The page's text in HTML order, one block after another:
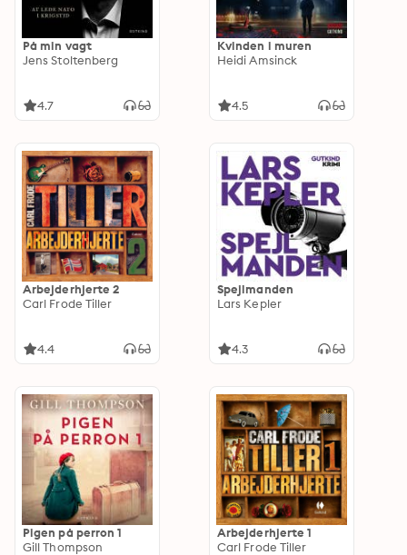
På min vagt
Jens Stoltenberg
4.7
Kvinden i muren
Heidi Amsinck
4.5
Arbejderhjerte 2
Carl Frode Tiller
4.4
Spejlmanden
Lars Kepler
4.3
Pigen på perron 1
Gill Thompson
Arbejderhjerte 1
Carl Frode Tiller